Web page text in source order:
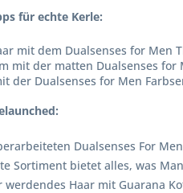
für echte Kerle:
mit dem Dualsenses for Men
mit der matten Dualsenses for
der Dualsenses for Men
Dualsenses For
Sortiment bietet alles, was
Haar mit Guarana